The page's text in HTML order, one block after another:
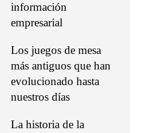
información
empresarial
Los juegos de mesa
más antiguos que han
evolucionado hasta
nuestros días
La historia de la